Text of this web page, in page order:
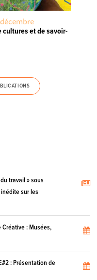
cultures et de savoir-
travail » sous
sur les
Créative : Musées,
: Présentation de